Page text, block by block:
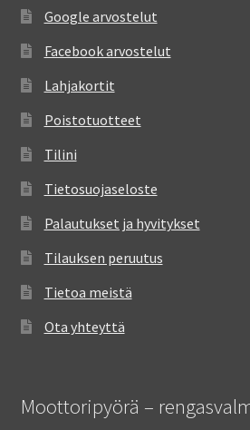
Google arvostelut
Facebook arvostelut
Lahjakortit
Poistotuotteet
Tilini
Tietosuojaseloste
Palautukset ja hyvitykset
Tilauksen peruutus
Tietoa meistä
Ota yhteyttä
Moottoripyörä –